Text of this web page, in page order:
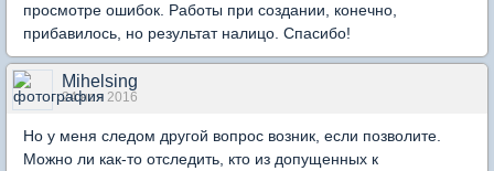
просмотре ошибок. Работы при создании, конечно,
прибавилось, но результат налицо. Спасибо!
Mihelsing
24 ноя 2016
Но у меня следом другой вопрос возник, если позволите.
Можно ли как-то отследить, кто из допущенных к